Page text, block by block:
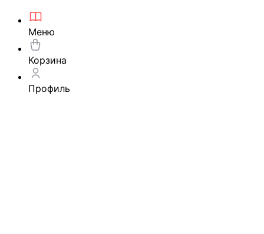
Меню
Корзина
Профиль